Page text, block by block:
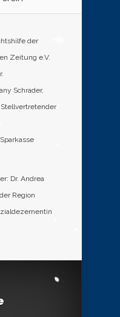
der
Zeitung e.V.
Schrader,
Dr. Andrea
Region